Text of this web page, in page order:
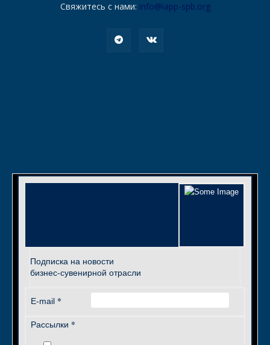
Свяжитесь с нами: info@iapp-spb.org
Подписка на новости
бизнес-сувенирной отрасли
E-mail *
Рассылки *